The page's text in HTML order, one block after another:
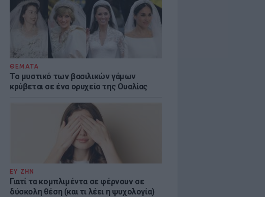
ΘΕΜΑΤΑ
Το μυστικό των βασιλικών γάμων
κρύβεται σε ένα ορυχείο της Ουαλίας
ΕΥ ΖΗΝ
Γιατί τα κομπλιμέντα σε φέρνουν σε
δύσκολη θέση (και τι λέει η ψυχολογία)